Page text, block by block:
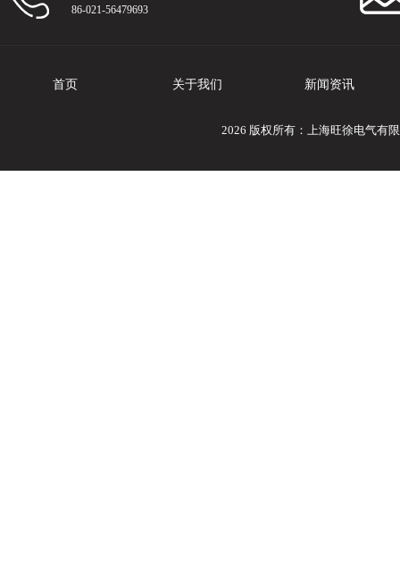
86-021-56479693
首页 关于我们 新闻资讯
2026 版权所有：上海旺徐电气有